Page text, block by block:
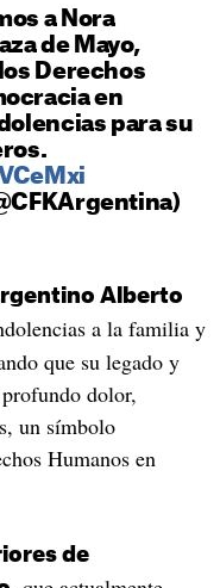
a Nora
de Mayo,
Derechos
en
para su
Alberto
a la familia y
que su legado y
dolor,
un símbolo
Humanos en
de